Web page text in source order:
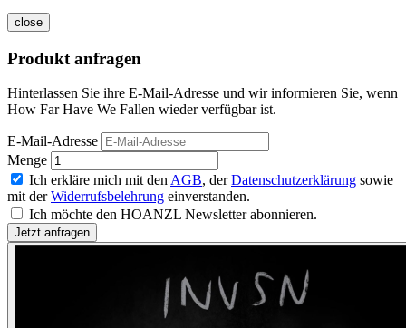
close
Produkt anfragen
Hinterlassen Sie ihre E-Mail-Adresse und wir informieren Sie, wenn
How Far Have We Fallen wieder verfügbar ist.
E-Mail-Adresse
Menge
Ich erkläre mich mit den AGB, derDatenschutzerklärung sowie
mit derWiderrufsbelehrung einverstanden.
Ich möchte den HOANZL Newsletter abonnieren.